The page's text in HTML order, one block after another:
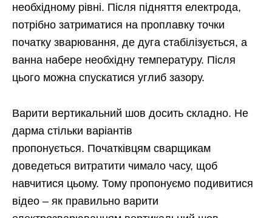
необхідному рівні. Після підняття електрода,
потрібно затриматися на проплавку точки
початку зварювання, де дуга стабілізується, а
ванна набере необхідну температуру. Після
цього можна спускатися углиб зазору.
Варити вертикальний шов досить складно. Не
дарма стільки варіантів
пропонується. Початківцям сварщикам
доведеться витратити чимало часу, щоб
навчитися цьому. Тому пропонуємо подивитися
відео – як правильно варити